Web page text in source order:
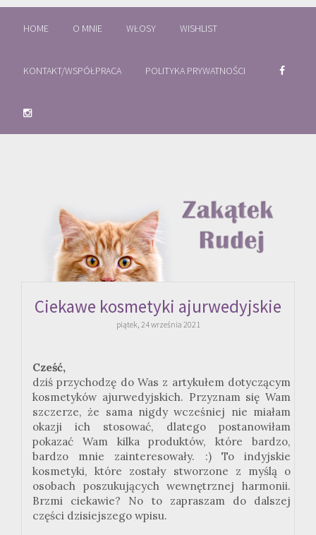
HOME O MNIE WŁOSY WISHLIST
KONTAKT/WSPÓŁPRACA POLITYKA PRYWATNOŚCI
Ciekawe kosmetyki ajurwedyjskie
piątek, 24 września 2021
Cześć,
dziś przychodzę do Was z artykułem dotyczącym
kosmetyków ajurwedyjskich. Przyznam się Wam
szczerze, że sama nigdy wcześniej nie miałam
okazji ich stosować, dlatego postanowiłam
pokazać Wam kilka produktów, które bardzo,
bardzo mnie zainteresowały. :) To indyjskie
kosmetyki, które zostały stworzone z myślą o
osobach poszukujących wewnętrznej harmonii.
Brzmi ciekawie? No to zapraszam do dalszej
części dzisiejszego wpisu.